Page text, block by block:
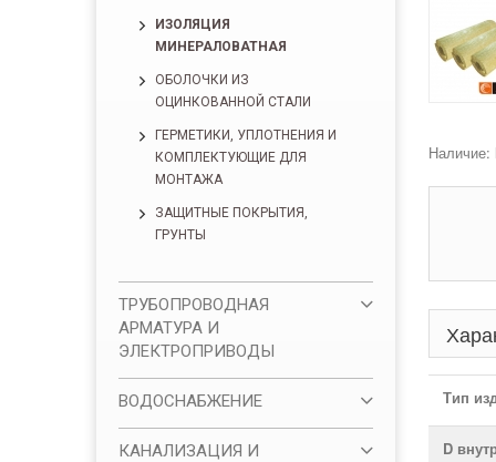
Наличие:
Тип
D
ИЗОЛЯЦИЯ
МИНЕРАЛОВАТНАЯ
ОБОЛОЧКИ ИЗ
ОЦИНКОВАННОЙ СТАЛИ
ГЕРМЕТИКИ, УПЛОТНЕНИЯ И
КОМПЛЕКТУЮЩИЕ ДЛЯ
МОНТАЖА
ЗАЩИТНЫЕ ПОКРЫТИЯ,
ГРУНТЫ
ТРУБОПРОВОДНАЯ
АРМАТУРА И
ЭЛЕКТРОПРИВОДЫ
ВОДОСНАБЖЕНИЕ
КАНАЛИЗАЦИЯ И